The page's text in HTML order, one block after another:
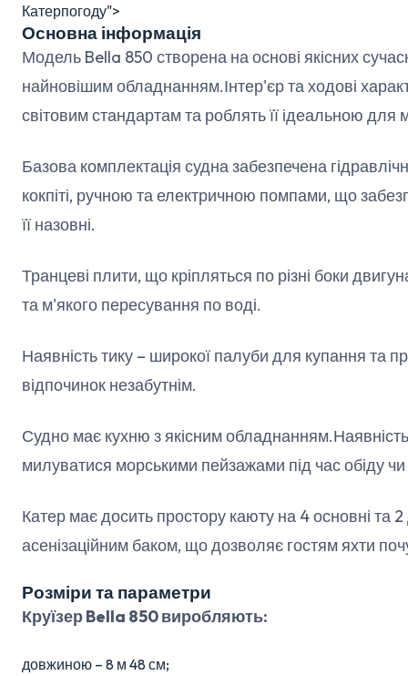
Катерпогоду">
Основна інформація
Модель Bella 850 створена на основі якісних
найновішим обладнанням.Інтер'єр та ходові
світовим стандартам та роблять її ідеальною для
Базова комплектація судна забезпечена
кокпіті, ручною та електричною помпами, що
її назовні.
Транцеві плити, що кріпляться по різні боки
та м'якого пересування по воді.
Наявність тику – широкої палуби для купання та
відпочинок незабутнім.
Судно має кухню з якісним
милуватися морськими пейзажами під час обіду чи
Катер має досить простору каюту на 4 основні та 2
асенізаційним баком, що дозволяє гостям яхти
Розміри та параметри
Круїзер Bella 850 виробляють:
довжиною – 8 м 48 см;